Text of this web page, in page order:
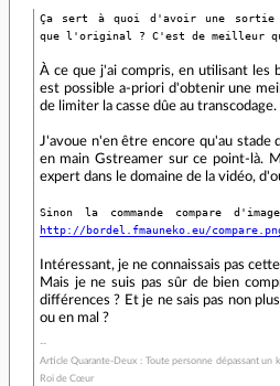
Ça sert à quoi d'avoir une sortie
que l'original ? C'est de meilleur
À ce que j'ai compris, en utilisant les
est possible a-priori d'obtenir une
de limiter la casse dûe au transcodage.
J'avoue n'en être encore qu'au stade
en main Gstreamer sur ce point-là.
expert dans le domaine de la vidéo,
Sinon la commande compare
http://bordel.fmauneko.eu/
Intéressant, je ne connaissais pas
Mais je ne suis pas sûr de bien
différences ? Et je ne sais pas non
ou en mal ?
Article Quarante-Deux : Toute personne dépassant
Roi de Cœur